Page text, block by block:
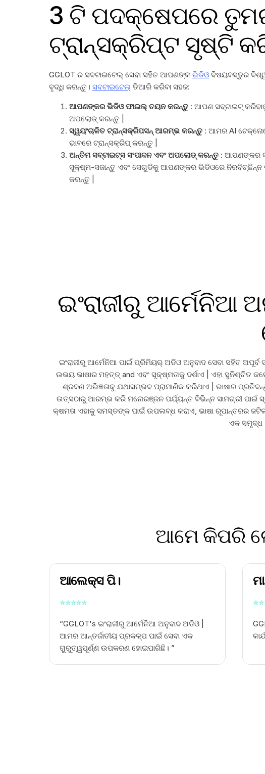
3 ଟି ପଦକ୍ଷେପରେ
ଟ୍ରାନ୍ସକ୍ରିପ୍ଟ ସୃଷ୍ଟି
GGLOT ର ସବଟାଇଟେଲ୍ ସେବା ସହିତ ଆପଣଙ୍କ ଭିଡିଓ ବିଷୟବସ୍ତୁର
ବୃଦ୍ଧି କରନ୍ତୁ। ସବଟାଇଟେଲ୍ ତିଆରି କରିବା ସହଜ:
ଆପଣଙ୍କର ଭିଡିଓ ଫାଇଲ୍ ଚୟନ କରନ୍ତୁ : ଆପଣ ସବ୍ଟାଇଟ୍
ଅପଲୋଡ୍ କରନ୍ତୁ |
ସ୍ୱୟଂଚାଳିତ ଟ୍ରାନ୍ସକ୍ରିପସନ୍ ଆରମ୍ଭ କରନ୍ତୁ : ଆମର AI
ଭାବରେ ଟ୍ରାନ୍ସକ୍ରିପ୍ କରନ୍ତୁ |
ଅନ୍ତିମ ସବ୍ଟାଇଟ୍ସ ସଂପାଦନ ଏବଂ ଅପଲୋଡ୍ କରନ୍ତୁ : ଆପଣଙ୍କର
ସୂକ୍ଷ୍ମ-ସଜାନ୍ତୁ ଏବଂ ସେଗୁଡିକୁ ଆପଣଙ୍କର ଭିଡିଓରେ ନିରବିଚ୍ଛିନ୍ନ
କରନ୍ତୁ |
ଇଂରାଜୀରୁ ଆର୍ମେନିଆ
ଇଂରାଜୀରୁ ଆର୍ମେନିଆ ପାଇଁ ପ୍ରିମିୟର୍ ଅଡିଓ ଅନୁବାଦ ସେବା ସହିତ
ଉଭୟ ଭାଷାର ମହତ୍ତ୍ and ଏବଂ ସୂକ୍ଷ୍ମତାକୁ ଦର୍ଶାଏ | ଏହା ସୁନିଶ୍ଚିତ
ଶ୍ରବଣ ଅଭିଜ୍ଞତାକୁ ଯଥାସମ୍ଭବ ପ୍ରାମାଣିକ କରିଥାଏ | ଭାଷାର
ଉତ୍ସଠାରୁ ଆରମ୍ଭ କରି ମନୋରଞ୍ଜନ ପର୍ଯ୍ୟନ୍ତ ବିଭିନ୍ନ ସାମଗ୍ରୀ ପାଇଁ
କ୍ଷମତା ଏହାକୁ ସମସ୍ତଙ୍କ ପାଇଁ ଉପଲବ୍ଧ କରାଏ, ଭାଷା ରୂପାନ୍ତରର
ଏକ ସମୃଦ୍ଧ
ଆମେ କିପରି
ଆଲେକ୍ସ ପି।
⭐⭐⭐⭐⭐
“GGLOT's ଇଂରାଜୀରୁ ଆର୍ମେନିଆ ଅନୁବାଦ ଅଡିଓ |
ଆମର ଆନ୍ତର୍ଜାତୀୟ ପ୍ରକଳ୍ପ ପାଇଁ ସେବା ଏକ
ଗୁରୁତ୍ୱପୂର୍ଣ୍ଣ ଉପକରଣ ହୋଇପାରିଛି। ”
⭐⭐